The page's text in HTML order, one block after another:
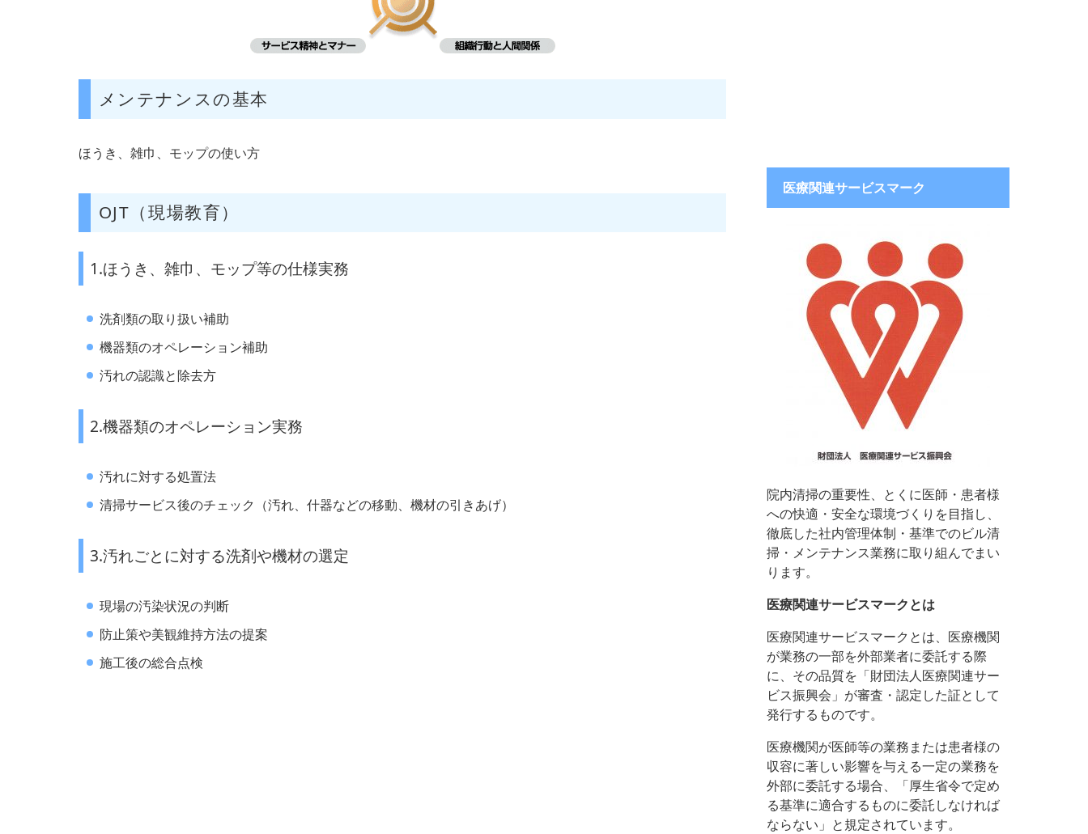
メンテナンスの基本
ほうき、雑巾、モップの使い方
OJT（現場教育）
1.ほうき、雑巾、モップ等の仕様実務
洗剤類の取り扱い補助
機器類のオペレーション補助
汚れの認識と除去方
2.機器類のオペレーション実務
汚れに対する処置法
清掃サービス後のチェック（汚れ、什器などの移動、機材の引きあげ）
3.汚れごとに対する洗剤や機材の選定
現場の汚染状況の判断
防止策や美観維持方法の提案
施工後の総合点検
医療関連サービスマーク
院内清掃の重要性、とくに医師・患者様
への快適・安全な環境づくりを目指し、
徹底した社内管理体制・基準でのビル清
掃・メンテナンス業務に取り組んでまい
ります。
医療関連サービスマークとは
医療関連サービスマークとは、医療機関
が業務の一部を外部業者に委託する際
に、その品質を「財団法人医療関連サー
ビス振興会」が審査・認定した証として
発行するものです。
医療機関が医師等の業務または患者様の
収容に著しい影響を与える一定の業務を
外部に委託する場合、「厚生省令で定め
る基準に適合するものに委託しなければ
ならない」と規定されています。